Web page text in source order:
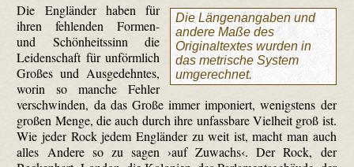
Die Längenangaben und
andere Maße des
Originaltextes wurden in
das metrische System
umgerechnet.
Die Engländer haben für
ihren fehlenden Formen-
und Schönheitssinn die
Leidenschaft für unförmlich
Großes und Ausgedehntes,
worin so manche Fehler
verschwinden, da das Große immer imponiert, wenigstens der
großen Menge, die auch durch ihre unfassbare Vielheit groß ist.
Wie jeder Rock jedem Engländer zu weit ist, macht man auch
alles Andere so zu sagen ›auf Zuwachs‹. Der Rock, der